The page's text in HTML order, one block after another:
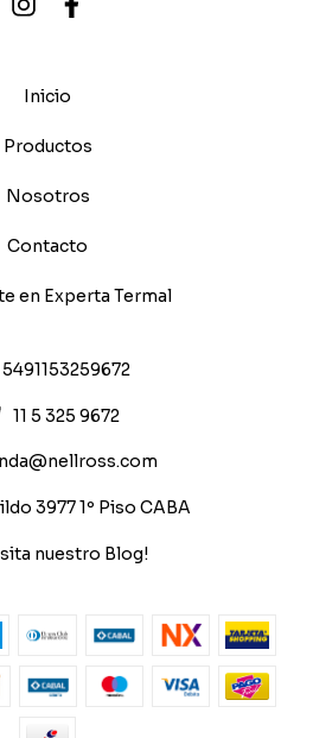
Inicio
Productos
Nosotros
Contacto
en Experta Termal
5491153259672
11 5 325 9672
3977 1º Piso CABA
nuestro Blog!